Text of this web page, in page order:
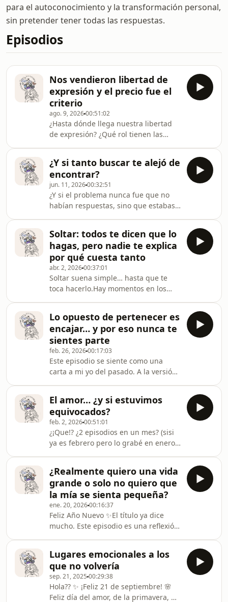
para el autoconocimiento y la transformación personal,
sin pretender tener todas las respuestas.
Episodios
Nos vendieron libertad de
expresión y el precio fue el
criterio
ago. 9, 202600:51:02
¿Hasta dónde llega nuestra libertad
de expresión? ¿Qué rol tienen las
cuánto de lo que pasa a nuestro
alrededor cuestionamos?En este
episodio con mi amiga Alexandra
Lopez, psicóloga de profesión,
hablamos sobre un tema que da para
mucho: la libertad de expresión, las
redes sociales y nuestro papel ya sea
activo o pasivo frente a ell
¿Y si tanto buscar te alejó de
encontrar?
jun. 11, 202600:32:51
¿Y si el problema nunca fue que no
habían respuestas, sino que estabas
que ya estaban ahí?En este episodio
volvemos a uno de los libros que ya
he mencionado antes en el podcast:
The defining decade de Meg Jay.
Específicamente a una frase que
desde el día que la leí no salió de mi
cabeza:“Tendemos a asumir que
buscar es mejor que
Soltar: todos te dicen que lo
hagas, pero nadie te explica
por qué cuesta tanto
abr. 2, 202600:37:01
Soltar suena simple… hasta que te
toca hacerlo.Hay momentos en los
renunciando a una parte de ti. Como
si lo que viviste empezara a
desaparecer.Y entonces te aferras.A
los recuerdos, a la historia, al vínculo,
a lo que queda…En este episodio
hablo de eso.De por qué cuesta tanto
soltar, por qué duele como duele,por
qué el pri
Lo opuesto de pertenecer es
encajar… y por eso nunca te
sientes parte
feb. 26, 202600:17:03
Este episodio se siente como una
carta a mi yo del pasado. A la versión
A la que miraba siempre hacia afuera
para encontrar una guía y, aun
rodeada de gente, nunca terminaba
de sentirse parte.Aquí hablo de algo
que nadie me explicó: que encajar no
es lo mismo que pertenecer. Y que
mientras más intentas adaptarte, más
lejos pued
El amor… ¿y si estuvimos
equivocados?
feb. 2, 202600:51:01
¿¡Que!? ¿2 episodios en un mes? (sisi
ya es febrero pero lo grabé en enero,
disfruten💖y si están de acuerdo o en
desacuerdo, los leo en los
comentarios, besitos ✨
¿Realmente quiero una vida
grande o solo no quiero que
la mía se sienta pequeña?
ene. 20, 202600:16:37
Feliz Año Nuevo ✨El título ya dice
mucho. Este episodio es una reflexión
construyendo la vida que queremos.
Hablo de lo fácil que es ponerse
objetivos desde la comparación
(especialmente con redes sociales) y
Lugares emocionales a los
que no volvería
sep. 21, 2025 00:29:38
Hola?? ✨ ¡Feliz 21 de septiembre! 🌸
Feliz día del amor, de la primavera, de